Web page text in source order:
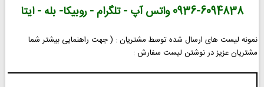
0936-6094838 واتس آپ - تلگرام - روبیکا- بله - ایتا
نمونه لیست های ارسال شده توسط مشتریان : ( جهت راهنمایی بیشتر شما
مشتریان عزیز در نوشتن لیست سفارش :